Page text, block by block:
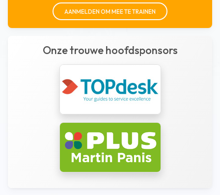
AANMELDEN OM MEE TE TRAINEN
Onze trouwe hoofdsponsors